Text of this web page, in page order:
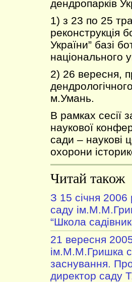
дендропарків
1) з 23 по 25
реконструкція
України” базі
національного
2) 26 вересня,
м.Умань.
В рамках сесії
наукової
сади – наукові
охорони
Читай також
З 15 січня 2006
саду
“Школа
21 вересня
ім.М.М.Гришка
заснування.
директор саду